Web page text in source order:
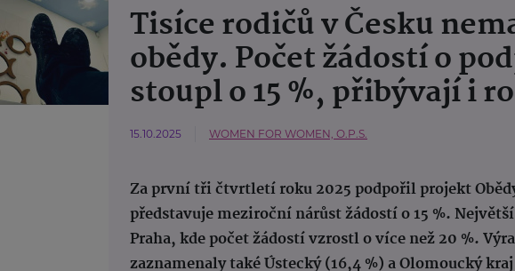
Tisíce rodičů v Česku
obědy. Počet žádostí o
stoupl o 15 %, přibývají i
15.10.2025 WOMEN FOR WOMEN, O.P.S.
Za první tři čtvrtletí roku 2025 podpořil projekt
představuje meziroční nárůst žádostí o 15 %.
Praha, kde počet žádostí vzrostl o více než 20 %.
zaznamenaly také Ústecký (16,4 %) a Olomoucký